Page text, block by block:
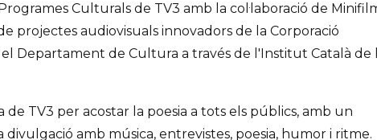
Culturals de TV3 amb la col·laboració de
projectes audiovisuals innovadors de la Corporació
el Departament de Cultura a través de l'Institut Català de
de TV3 per acostar la poesia a tots els públics, amb un
amb música, entrevistes, poesia, humor i ritme.